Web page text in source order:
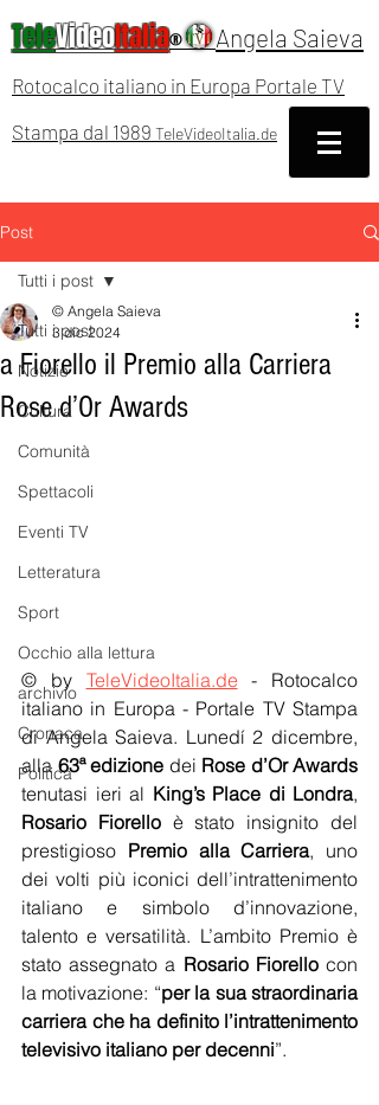
TeleVideoItalia® Angela Saieva
Rotocalco italiano in Europa Portale TV
Stampa dal 1989 TeleVideoItalia.de
Post
Tutti i post
Notizie
Cultura
Comunità
Spettacoli
Eventi TV
Letteratura
Sport
Occhio alla lettura
archivio
Cronaca
Politica
Tutti i post
a Fiorello il Premio alla Carriera
Rose d’Or Awards
© Angela Saieva
3 dic 2024
© by TeleVideoItalia.de - Rotocalco
italiano in Europa - Portale TV Stampa
di Angela Saieva. Lunedí 2 dicembre,
alla 63ª edizione dei Rose d’Or Awards
tenutasi ieri al King’s Place di Londra
Rosario Fiorello è stato insignito del
prestigioso Premio alla Carriera, uno
dei volti più iconici dell’intrattenimento
italiano e simbolo d’innovazione,
talento e versatilità. L’ambito Premio è
stato assegnato a Rosario Fiorello con
la motivazione: “per la sua straordinaria
carriera che ha definito l’intrattenimento
televisivo italiano per decenni”.